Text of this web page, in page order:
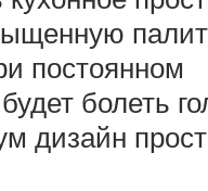
постоянном
болеть
дизайн